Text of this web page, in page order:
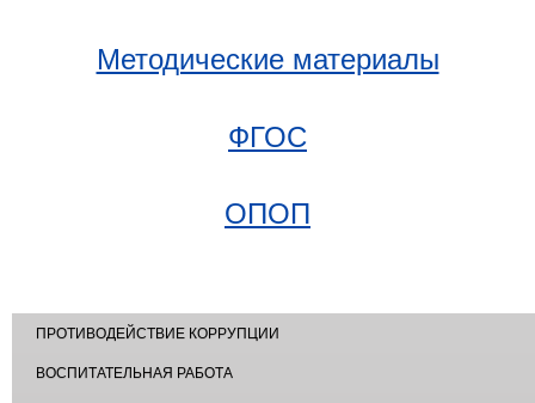
Методические материалы
ФГОС
ОПОП
ПРОТИВОДЕЙСТВИЕ КОРРУПЦИИ
ВОСПИТАТЕЛЬНАЯ РАБОТА